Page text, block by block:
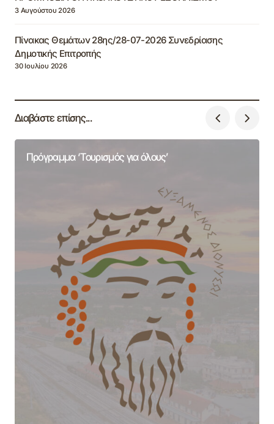
3 Αυγούστου 2026
Πίνακας Θεμάτων 28ης/28-07-2026 Συνεδρίασης
Δημοτικής Επιτροπής
30 Ιουλίου 2026
Διαβάστε επίσης...
Πρόγραμμα ‘Τουρισμός για όλους’